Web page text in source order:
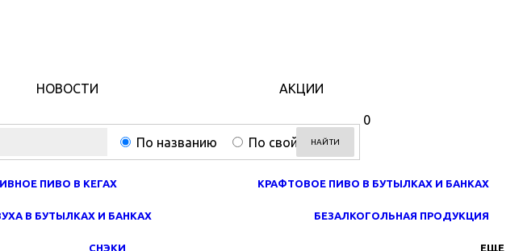
НОВОСТИ
АКЦИИ
По названию По свойствам
НАЙТИ
0
ПИВО В КЕГАХ КРАФТОВОЕ ПИВО В БУТЫЛКАХ И БАНКАХ
В БУТЫЛКАХ И БАНКАХ БЕЗАЛКОГОЛЬНАЯ ПРОДУКЦИЯ
СНЭКИ ЕЩЕ